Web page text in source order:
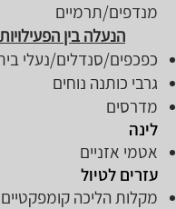
מנדפים/תרמיים
הנעלה בין
כפכפים/סנדלים/נעלי
גרבי כותנה נוחים
מדרסים
לינה
אטמי אזניים
עזרים לטיול
מקלות הליכה קומפקטיים